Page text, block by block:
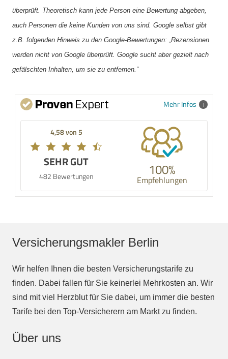
überprüft. Theoretisch kann jede Person eine Bewertung abgeben,
auch Personen die keine Kunden von uns sind. Google selbst gibt
z.B. folgenden Hinweis zu den Google-Bewertungen: „Rezensionen
werden nicht von Google überprüft. Google sucht aber gezielt nach
gefälschten Inhalten, um sie zu entfernen.“
Mehr Infos
4,58 von 5
SEHR GUT
482 Bewertungen 100%
Empfehlungen
Versicherungsmakler Berlin
Wir helfen Ihnen die besten Versicherungstarife zu
finden. Dabei fallen für Sie keinerlei Mehrkosten an. Wir
sind mit viel Herzblut für Sie dabei, um immer die besten
Tarife bei den Top-Versicherern am Markt zu finden.
Über uns